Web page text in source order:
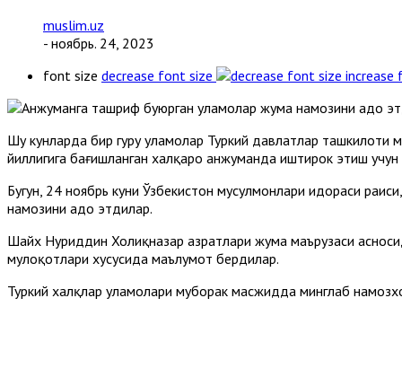
muslim.uz
- ноябрь. 24, 2023
font size decrease font size increase
Шу кунларда бир гуруҳ уламолар Туркий давлатлар
йиллигига бағишланган халқаро анжуманда иштирок этиш
Бугун, 24 ноябрь куни Ўзбекистон мусулмонлари идораси
намозини адо этдилар.
Шайх Нуриддин Холиқназар ҳазратлари жума маърузаси
мулоқотлари хусусида маълумот бердилар.
Туркий халқлар уламолари муборак масжидда минглаб